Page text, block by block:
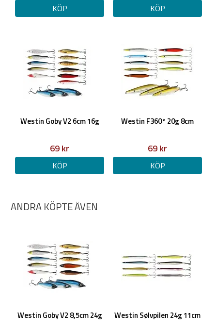
KÖP KÖP
Westin Goby V2 6cm 16g
69 kr
KÖP
Westin F360° 20g 8cm
69 kr
KÖP
ANDRA KÖPTE ÄVEN
Westin Goby V2 8,5cm 24g Westin Sølvpilen 24g 11cm